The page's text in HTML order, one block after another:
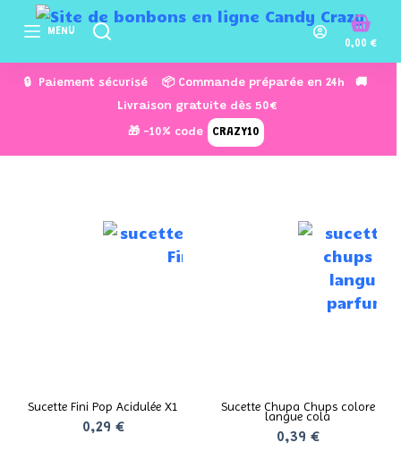
P
s
s
a
MENU
0,00€
🔒 Paiement sécurisé 📦 Commande préparée en 24h 🚚
Livraison gratuite dès 50€
🎁 -10% code CRAZY10
Sucette Fini Pop Acidulée X1
0,29 €
Sucette Chupa Chups colore
langue cola
0,39 €